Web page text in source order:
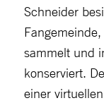
Schneider
sammelt und
konserviert.
einer